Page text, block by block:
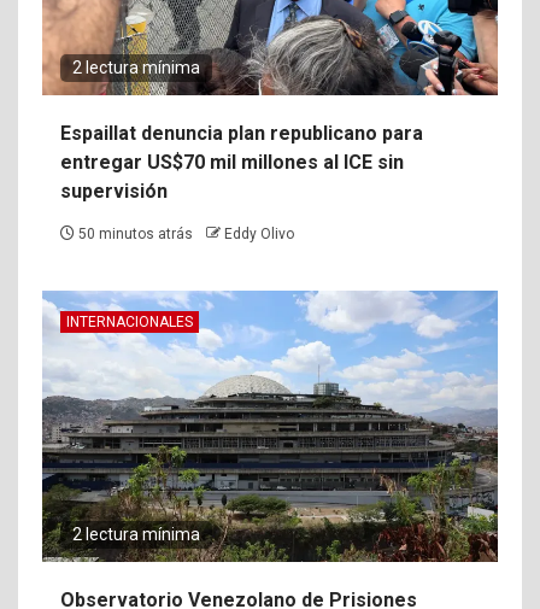
2 lectura mínima
Espaillat denuncia plan republicano para
entregar US$70 mil millones al ICE sin
supervisión
50 minutos atrás Eddy Olivo
INTERNACIONALES
2 lectura mínima
Observatorio Venezolano de Prisiones